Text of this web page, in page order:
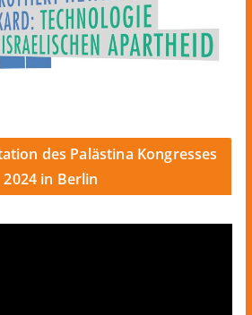
des Palästina Kongresses
2024 in Berlin